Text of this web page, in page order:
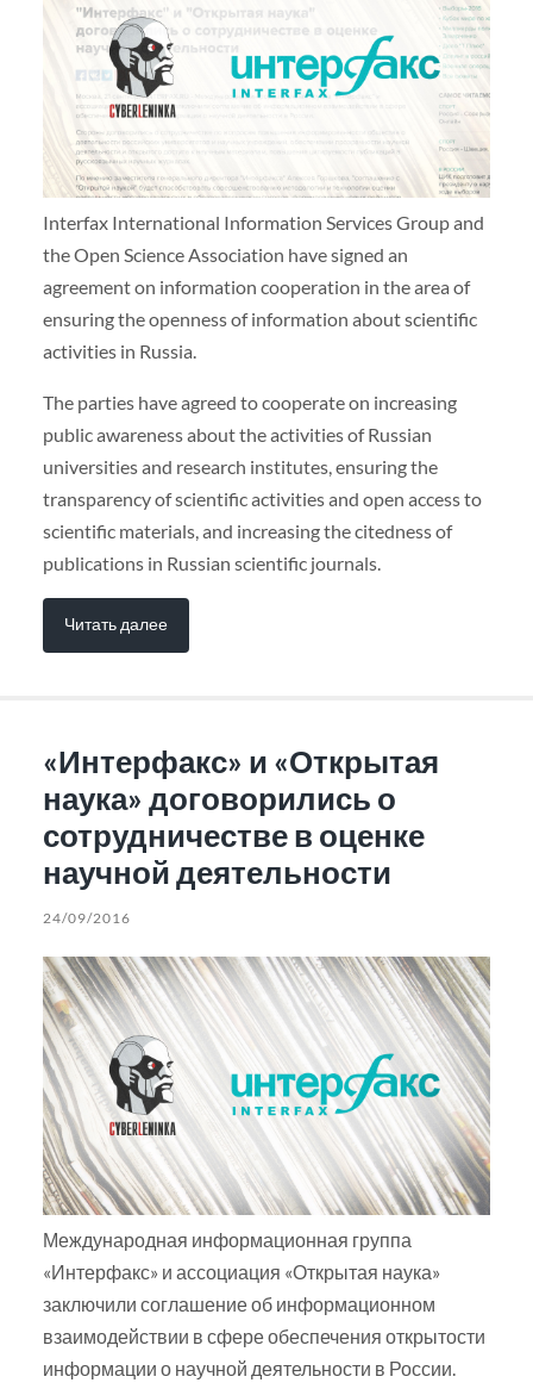
Interfax International Information Services Group and
the Open Science Association have signed an
agreement on information cooperation in the area of
ensuring the openness of information about scientific
activities in Russia.
The parties have agreed to cooperate on increasing
public awareness about the activities of Russian
universities and research institutes, ensuring the
transparency of scientific activities and open access to
scientific materials, and increasing the citedness of
publications in Russian scientific journals.
Читать далее
«Интерфакс» и «Открытая
наука» договорились о
сотрудничестве в оценке
научной деятельности
24/09/2016
Международная информационная группа
«Интерфакс» и ассоциация «Открытая наука»
заключили соглашение об информационном
взаимодействии в сфере обеспечения открытости
информации о научной деятельности в России.